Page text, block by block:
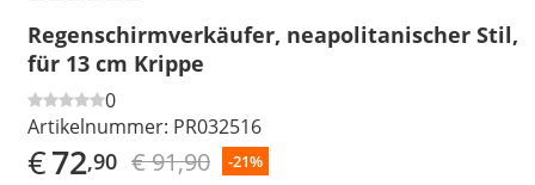
Regenschirmverkäufer, neapolitanischer Stil,
für 13 cm Krippe
0
Artikelnummer: PR032516
€72,90 € 91,90 -21%